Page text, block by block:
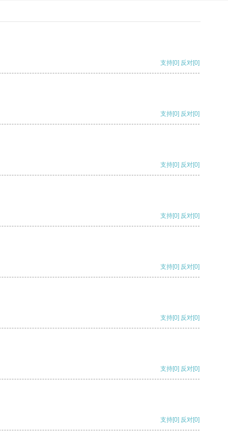
支持[0] 反对[0]
支持[0] 反对[0]
支持[0] 反对[0]
支持[0] 反对[0]
支持[0] 反对[0]
支持[0] 反对[0]
支持[0] 反对[0]
支持[0] 反对[0]